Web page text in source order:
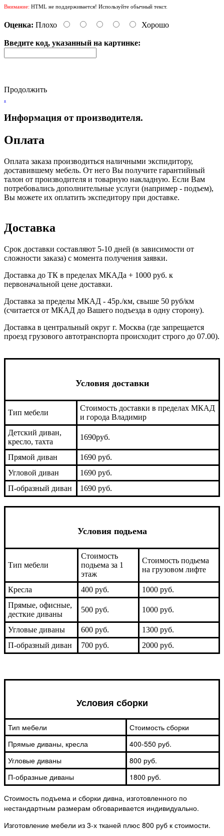
Внимание: HTML не поддерживается! Используйте обычный текст.
Оценка: Плохо Хорошо
Введите код, указанный на картинке:
Продолжить
.
Информация от производителя.
Оплата
Оплата заказа производиться наличными экспидитору,
доставившему мебель. От него Вы получите гарантийный
талон от производителя и товарную накладную. Если Вам
потребовались дополнительные услуги (например - подъем),
Вы можете их оплатить экспедитору при доставке.
Доставка
Срок доставки составляют 5-10 дней (в зависимости от
сложности заказа) с момента получения заявки.
Доставка до ТК в пределах МКАДа + 1000 руб. к
первоначальной цене доставки.
Доставка за пределы МКАД - 45р./км, свыше 50 руб/км
(считается от МКАД до Вашего подъезда в одну сторону).
Доставка в центральный округ г. Москва (где запрещается
проезд грузового автотранспорта происходит строго до 07.00).
Условия доставки
Тип мебели
Стоимость доставки в пределах МКАД
и города Владимир
Детский диван,
кресло, тахта
1690руб.
Прямой диван
1690 руб.
Угловой диван
1690 руб.
П-образный диван
1690 руб.
Условия подьема
Тип мебели
Стоимость
подьема за 1
этаж
Стоимость подьема
на грузовом лифте
Кресла 400 руб.
1000 руб.
Прямые, офисные,
десткие диваны
500 руб. 1000 руб.
Угловые диваны 600 руб.
1300 руб.
П-образный диван
700 руб. 2000 руб.
Условия сборки
Тип мебели
Стоимость сборки
Прямые диваны, кресла
400-550 руб.
Угловые диваны
800 руб.
П-образные диваны
1800 руб.
Стоимость подъема и сборки дивна, изготовленного по
нестандартным размерам обговаривается индивидуально.
Изготовление мебели из 3-х тканей плюс 800 руб к стоимости.